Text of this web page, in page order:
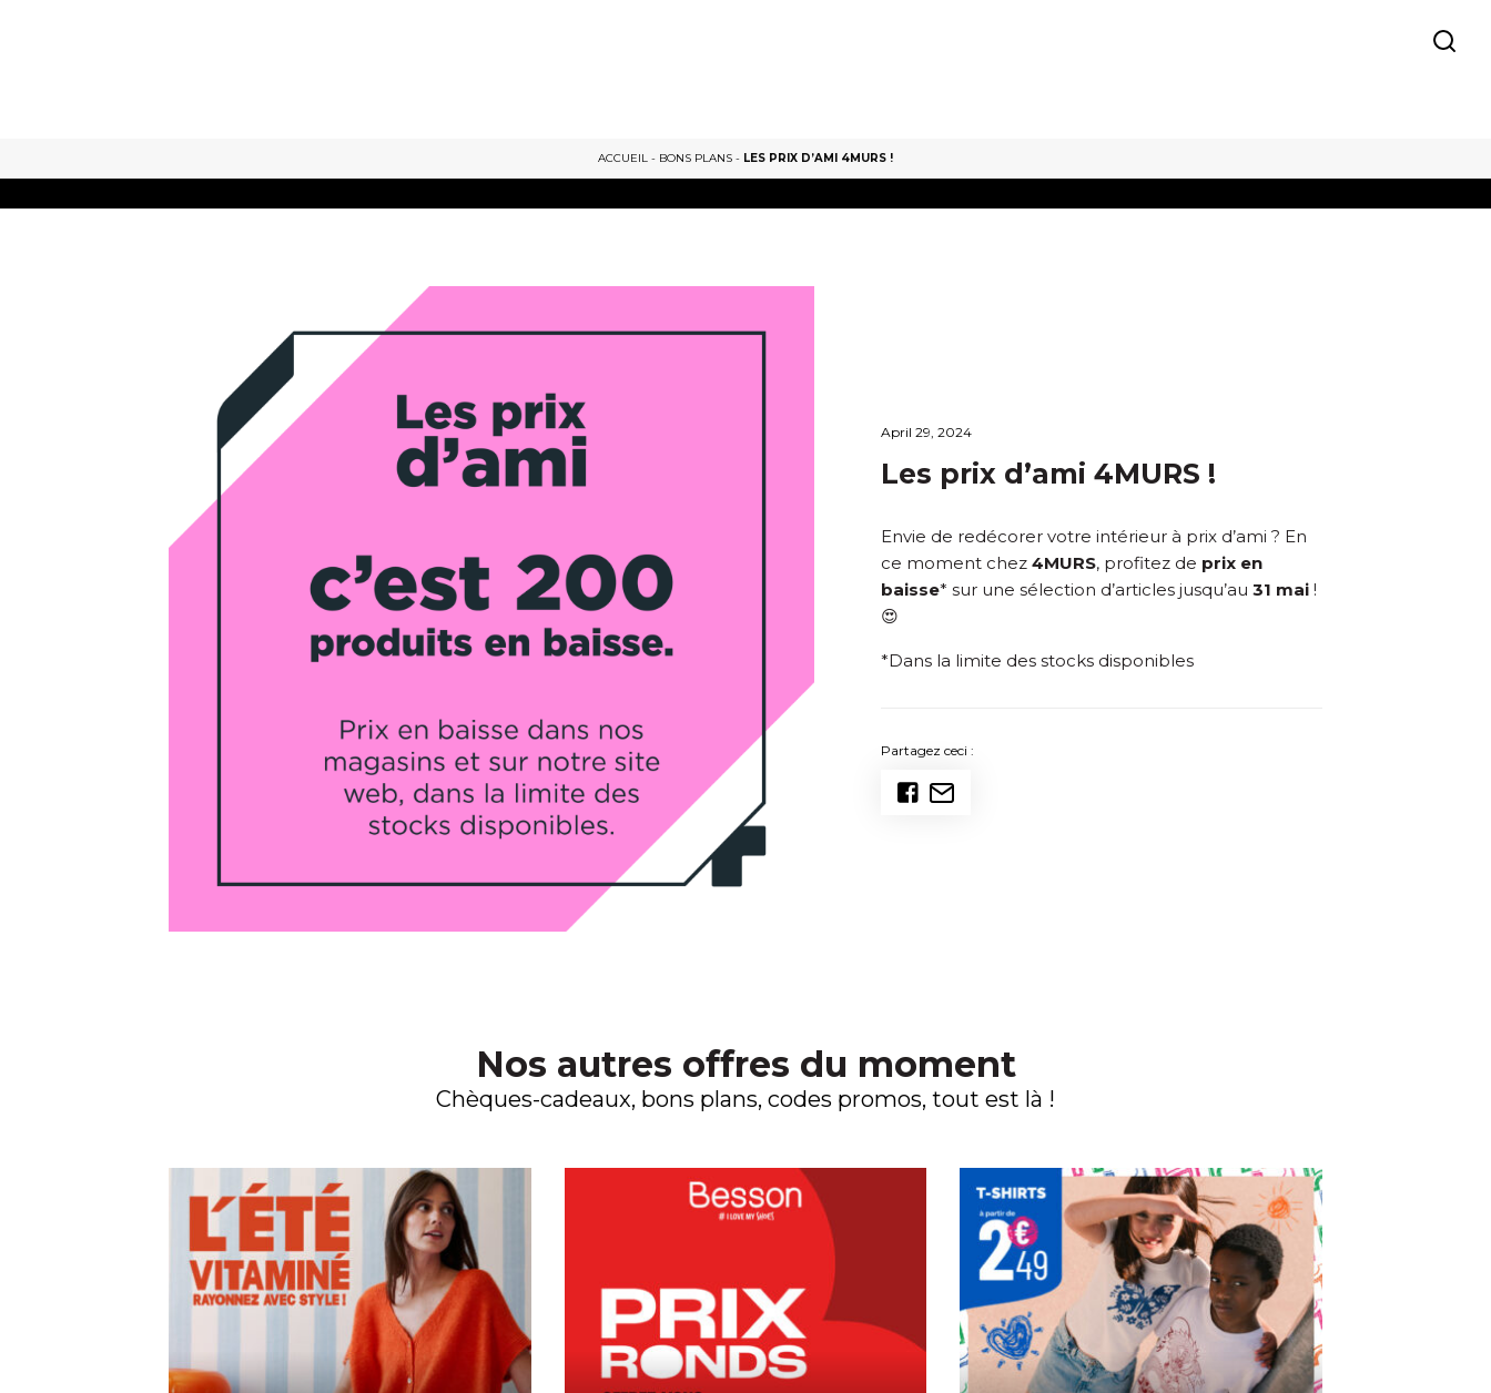
ACCUEIL - BONS PLANS - LES PRIX D’AMI 4MURS !
April 29, 2024
Les prix d’ami 4MURS !
Envie de redécorer votre intérieur à prix d’ami ? En
ce moment chez4MURS, profitez de prix en
baisse* sur une sélection d’articles jusqu’au 31 mai!
😍
*Dans la limite des stocks disponibles
Partagez ceci :
Nos autres offres du moment
Chèques-cadeaux, bons plans, codes promos, tout est là !